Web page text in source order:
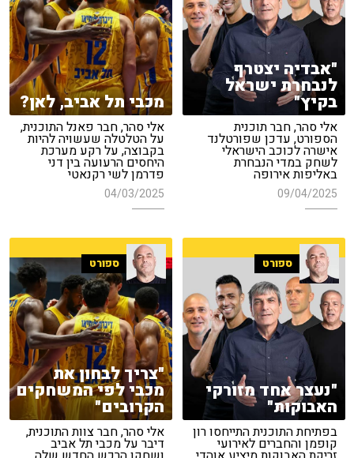
"אבדיה יצטרף
לנבחרת ישראל
בקיץ"
אלי סהר, חבר תוכנית
הספורט, עדכן שפורטלנד
אישרה לכוכב הישראלי
לשחק במדי הנבחרת
באליפות אירופה
09/04/2025
מכבי תל אביב, לאן?
אלי סהר, חבר פאנל התוכנית,
על הטלטלה שעשויה להיות
בקבוצה, על רקע מערכת
היחסים הרעועה בין דני
פדרמן לשי רקנאטי
04/03/2025
ספורט
"נעצר אחד מזורקי
האבוקות"
בפתיחת התוכנית התייחסו רון
קופמן והחברים לאירועי
ספורט
"צריך לבחון את
מכבי לפי המשחקים
הקרובים"
אלי סהר, חבר צוות התוכנית,
דיבר על מכבי תל אביב